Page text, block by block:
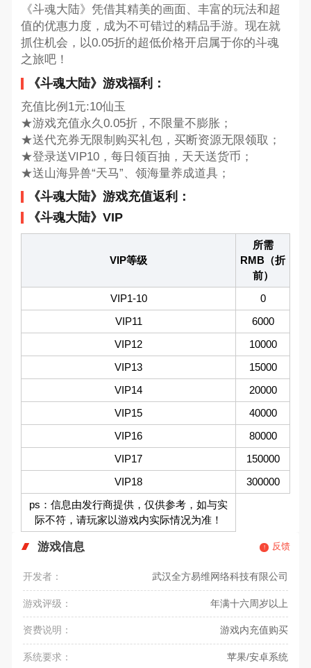
《斗魂大陆》凭借其精美的画面、丰富的玩法和超
值的优惠力度，成为不可错过的精品手游。现在就
抓住机会，以0.05折的超低价格开启属于你的斗魂
之旅吧！
《斗魂大陆》游戏福利：
充值比例1元:10仙玉
★游戏充值永久0.05折，不限量不膨胀；
★送代充券无限制购买礼包，买断资源无限领取；
★登录送VIP10，每日领百抽，天天送货币；
★送山海异兽“天马”、领海量养成道具；
《斗魂大陆》游戏充值返利：
《斗魂大陆》VIP
VIP等级
所需
RMB（折
前）
VIP1-10
0
VIP11
6000
VIP12
10000
VIP13
15000
VIP14
20000
VIP15
40000
VIP16
80000
VIP17
150000
VIP18
300000
ps：信息由发行商提供，仅供参考，如与实
际不符，请玩家以游戏内实际情况为准！
游戏信息 反馈
开发者： 武汉全方易维网络科技有限公司
游戏评级： 年满十六周岁以上
资费说明： 游戏内充值购买
系统要求： 苹果/安卓系统